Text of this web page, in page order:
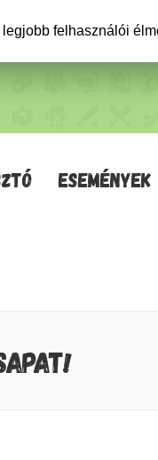
ESEMÉNYEK
felhasználói